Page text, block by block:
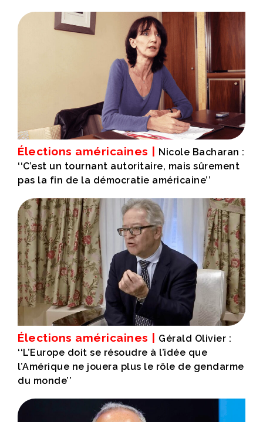
Élections américaines |
Nicole Bacharan :
‘‘C’est un tournant autoritaire, mais sûrement
pas la fin de la démocratie américaine’’
Élections américaines |
Gérald Olivier :
‘‘L’Europe doit se résoudre à l’idée que
l’Amérique ne jouera plus le rôle de gendarme
du monde’’